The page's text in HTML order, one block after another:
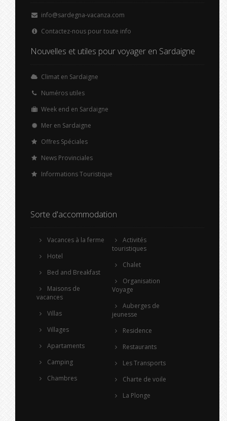
info@sardegna-vacanza.com
Contactez-nous pour toute info
Nouvelles et utiles pour voyager en Sardaigne
Climat en Sardaigne
Numéros utiles
Week end en Sardaigne
Mer en Sardaigne
Offres Spéciales
News Provinciales
Informations Touristique
Sorte d'accommodation
Vacances à la ferme
Hotel
Bed and Breakfast
Maisons de
vacances
Villas
Villages
Apartaments
Camping
Chambres
Activités
touristiques
Chalet
Organisation
Voyage
Auberges de
jeunesse
Residence
Restaurants
Les Transports
Charte de voile
La Plonge